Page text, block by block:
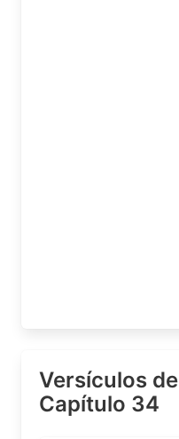
Versículos de
Capítulo 34